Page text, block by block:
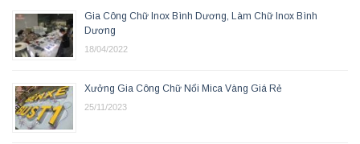
Gia Công Chữ Inox Bình Dương, Làm Chữ Inox Bình
Dương
18/04/2022
Xưởng Gia Công Chữ Nổi Mica Vàng Giá Rẻ
25/11/2023